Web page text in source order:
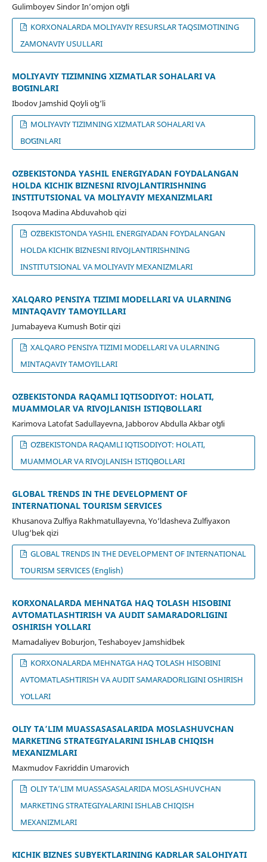
Gulimboyev Sindor Inʼomjon oʻgʻli
KORXONALARDA MOLIYAVIY RESURSLAR TAQSIMOTINING
ZAMONAVIY USULLARI
MOLIYAVIY TIZIMNING XIZMATLAR SOHALARI VA
BOʻGʻINLARI
Ibodov Jamshid Qoʻyli oʻg‘li
MOLIYAVIY TIZIMNING XIZMATLAR SOHALARI VA
BOʻGʻINLARI
OʻZBEKISTONDA YASHIL ENERGIYADAN FOYDALANGAN
HOLDA KICHIK BIZNESNI RIVOJLANTIRISHNING
INSTITUTSIONAL VA MOLIYAVIY MEXANIZMLARI
Isoqova Madina Abduvahob qizi
OʻZBEKISTONDA YASHIL ENERGIYADAN FOYDALANGAN
HOLDA KICHIK BIZNESNI RIVOJLANTIRISHNING
INSTITUTSIONAL VA MOLIYAVIY MEXANIZMLARI
XALQARO PENSIYA TIZIMI MODELLARI VA ULARNING
MINTAQAVIY TAMOYILLARI
Jumabayeva Kumush Botir qizi
XALQARO PENSIYA TIZIMI MODELLARI VA ULARNING
MINTAQAVIY TAMOYILLARI
OʻZBEKISTONDA RAQAMLI IQTISODIYOT: HOLATI,
MUAMMOLAR VA RIVOJLANISH ISTIQBOLLARI
Karimova Latofat Sadullayevna, Jabborov Abdulla Akbar oʻgʻli
OʻZBEKISTONDA RAQAMLI IQTISODIYOT: HOLATI,
MUAMMOLAR VA RIVOJLANISH ISTIQBOLLARI
GLOBAL TRENDS IN THE DEVELOPMENT OF
INTERNATIONAL TOURISM SERVICES
Khusanova Zulfiya Rakhmatullayevna, Yo‘ldasheva Zulfiyaxon
Ulug‘bek qizi
GLOBAL TRENDS IN THE DEVELOPMENT OF INTERNATIONAL
TOURISM SERVICES (English)
KORXONALARDA MEHNATGA HAQ TOʻLASH HISOBINI
AVTOMATLASHTIRISH VA AUDIT SAMARADORLIGINI
OSHIRISH YOʻLLARI
Mamadaliyev Boburjon, Teshaboyev Jamshidbek
KORXONALARDA MEHNATGA HAQ TOʻLASH HISOBINI
AVTOMATLASHTIRISH VA AUDIT SAMARADORLIGINI OSHIRISH
YOʻLLARI
OLIY TAʼLIM MUASSASASALARIDA MOSLASHUVCHAN
MARKETING STRATEGIYALARINI ISHLAB CHIQISH
MEXANIZMLARI
Maxmudov Faxriddin Umarovich
OLIY TAʼLIM MUASSASASALARIDA MOSLASHUVCHAN
MARKETING STRATEGIYALARINI ISHLAB CHIQISH
MEXANIZMLARI
KICHIK BIZNES SUBYEKTLARINING KADRLAR SALOHIYATI